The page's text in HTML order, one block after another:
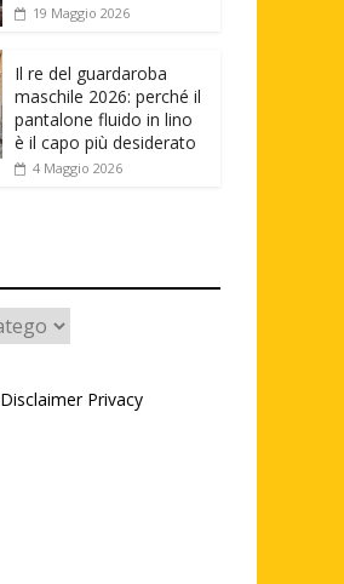
19 Maggio 2026
Il re del guardaroba
maschile 2026: perché il
pantalone fluido in lino
è il capo più desiderato
4 Maggio 2026
Disclaimer Privacy